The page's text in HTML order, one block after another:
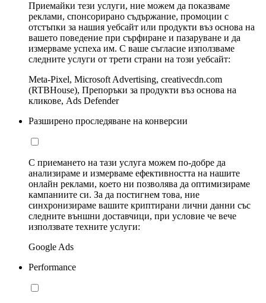
Приемайки тези услуги, ние можем да показваме
реклами, спонсорирано съдържание, промоции с
отстъпки за нашия уебсайт или продукти въз основа на
вашето поведение при сърфиране и пазаруване и да
измерваме успеха им. С ваше съгласие използваме
следните услуги от трети страни на този уебсайт:
Meta-Pixel, Microsoft Advertising, creativecdn.com
(RTBHouse), Препоръки за продукти въз основа на
кликове, Ads Defender
Разширено проследяване на конверсии
С приемането на тази услуга можем по-добре да
анализираме и измерваме ефективността на нашите
онлайн реклами, което ни позволява да оптимизираме
кампаниите си. За да постигнем това, ние
синхронизираме вашите криптирани лични данни със
следните външни доставчици, при условие че вече
използвате техните услуги:
Google Ads
Performance